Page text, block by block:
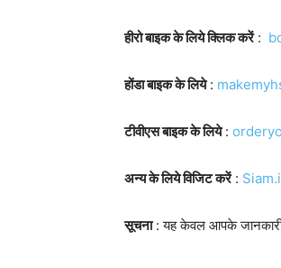
हीरो बाइक के लिये क्लिक करें:
होंडा बाइक के लिये:
टीवीएस बाइक के लिये:
अन्य के लिये विजिट करें:
सूचना: यह केवल आपके